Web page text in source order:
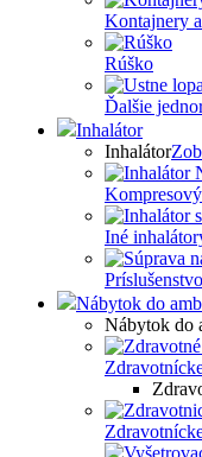
Kontajnery
Rúško
Ďalšie
Inhalátor
Inhalátor
Iné
Nábytok do
Nábytok do